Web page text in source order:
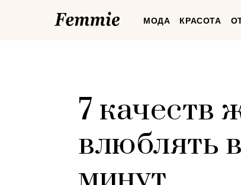
FemmieМОДА КРАСОТА
7 качеств
влюблять